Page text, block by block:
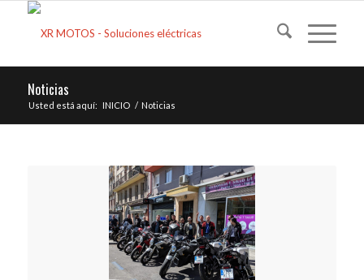
Noticias
Usted está aquí: INICIO / Noticias